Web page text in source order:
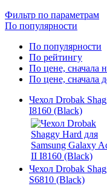
Фильтр по параметрам
По популярности
По популярности
По рейтингу
По цене, сначала
По цене, сначала
Чехол Drobak
I8160 (Black)
Чехол Drobak
S6810 (Black)